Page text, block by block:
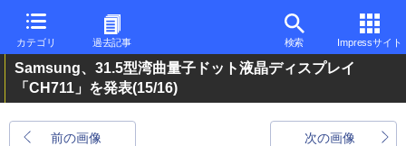
カテゴリ 過去記事 検索 Impressサイト
Samsung、31.5型湾曲量子ドット液晶ディスプレイ
「CH711」を発表(15/16)
前の画像 次の画像